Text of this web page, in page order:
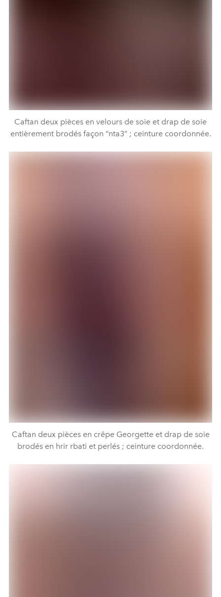
Caftan deux pièces en velours de soie et drap de soie
entièrement brodés façon “nta3” ; ceinture coordonnée.
Caftan deux pièces en crêpe Georgette et drap de soie
brodés en hrir rbati et perlés ; ceinture coordonnée.